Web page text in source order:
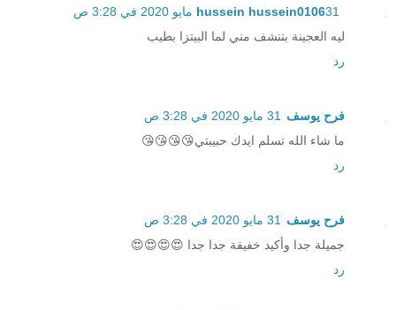
hussein hussein010631 مايو 2020 في 3:28 ص
ليه العجينة بتنشف مني لما البيتزا بطيب
رد
فرح يوسف
31 مايو 2020 في 3:28 ص
ما شاء الله تسلم ايدك حبيبتي😘😘😘😘
رد
فرح يوسف
31 مايو 2020 في 3:28 ص
جميلة جدا وأكيد خفيفة جدا جدا 😍😍😍😍
رد